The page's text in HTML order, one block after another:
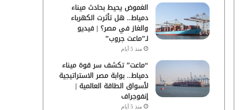
الغموض يحيط بحادث ميناء
دمياط.. هل تأثرت الكهرباء
والغاز في مصر؟ | فيديو
لـ”ماعت جروب”
منذ 5 أيام
“ماعت” تكشف سر قوة ميناء
دمياط.. بوابة مصر الاستراتيجية
لأسواق الطاقة العالمية |
إنفوجراف
منذ 5 أيام